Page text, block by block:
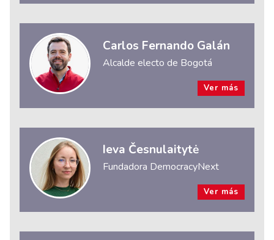
Carlos Fernando Galán
Alcalde electo de Bogotá
Ver más
Ieva Česnulaitytė
Fundadora DemocracyNext
Ver más